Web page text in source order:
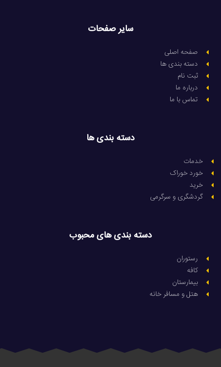
سایر صفحات
صفحه اصلی
دسته بندی ها
ثبت نام
درباره ما
تماس با ما
دسته بندی ها
خدمات
خورد خوراک
خرید
گردشگری و سرگرمی
دسته بندی های محبوب
رستوران
کافه
بیمارستان
هتل و مسافر خانه